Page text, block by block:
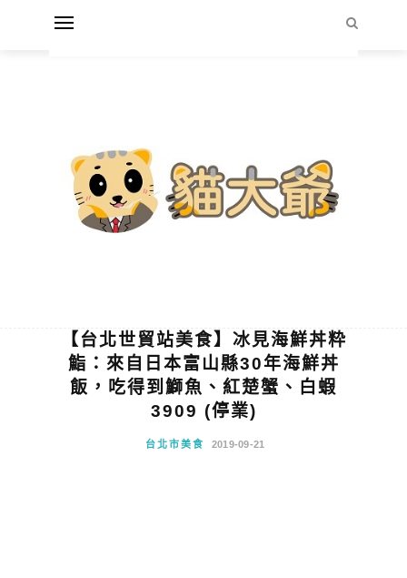
【台北世貿站美食】冰見海鮮丼粋
鮨：來自日本富山縣30年海鮮丼
飯，吃得到鰤魚、紅楚蟹、白蝦
3909 (停業)
台北市美食 2019-09-21